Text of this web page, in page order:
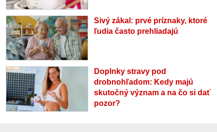
Sivý zákal: prvé príznaky, ktoré
ľudia často prehliadajú
Doplnky stravy pod
drobnohľadom: Kedy majú
skutočný význam a na čo si dať
pozor?